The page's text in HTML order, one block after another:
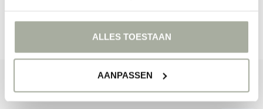
ALLES TOESTAAN
AANPASSEN
ABONNIEREN SIE UNSEREN NEWSLETTER
Bleibe auf dem Laufenden mit unseren Newsletter-Angeboten